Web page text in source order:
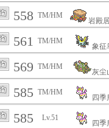
558 TM/HM
岩殿
561 TM/HM
象征
569 TM/HM
灰尘
585 TM/HM
四季
585 Lv.51
四季